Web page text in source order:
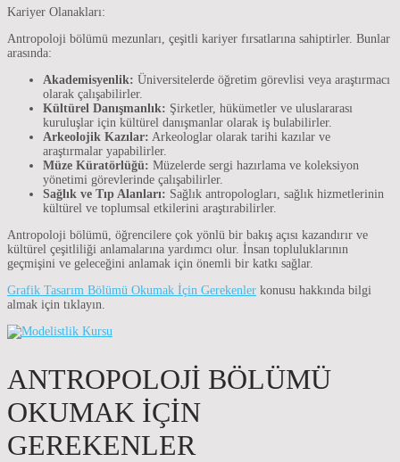
Kariyer Olanakları:
Antropoloji bölümü mezunları, çeşitli kariyer fırsatlarına sahiptirler. Bunlar
arasında:
Akademisyenlik: Üniversitelerde öğretim görevlisi veya araştırmacı
olarak çalışabilirler.
Kültürel Danışmanlık: Şirketler, hükümetler ve uluslararası
kuruluşlar için kültürel danışmanlar olarak iş bulabilirler.
Arkeolojik Kazılar: Arkeologlar olarak tarihi kazılar ve
araştırmalar yapabilirler.
Müze Küratörlüğü: Müzelerde sergi hazırlama ve koleksiyon
yönetimi görevlerinde çalışabilirler.
Sağlık ve Tıp Alanları: Sağlık antropologları, sağlık hizmetlerinin
kültürel ve toplumsal etkilerini araştırabilirler.
Antropoloji bölümü, öğrencilere çok yönlü bir bakış açısı kazandırır ve
kültürel çeşitliliği anlamalarına yardımcı olur. İnsan topluluklarının
geçmişini ve geleceğini anlamak için önemli bir katkı sağlar.
Grafik Tasarım Bölümü Okumak İçin Gerekenler konusu hakkında bilgi
almak için tıklayın.
ANTROPOLOJI BÖLÜMÜ
OKUMAK İÇIN
GEREKENLER